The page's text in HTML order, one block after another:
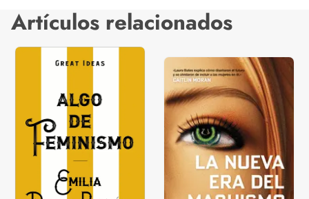
Artículos relacionados